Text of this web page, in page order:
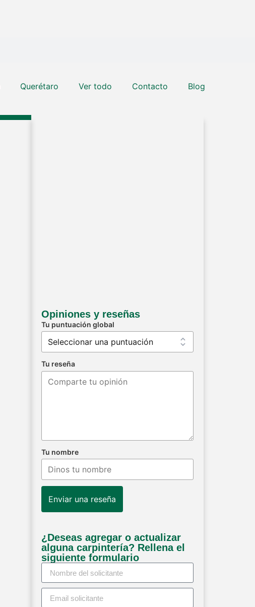
Querétaro Ver todo Contacto Blog
Opiniones y reseñas
Tu puntuación global
Tu reseña
Tu nombre
Enviar una reseña
¿Deseas agregar o actualizar
alguna carpintería? Rellena el
siguiente formulario